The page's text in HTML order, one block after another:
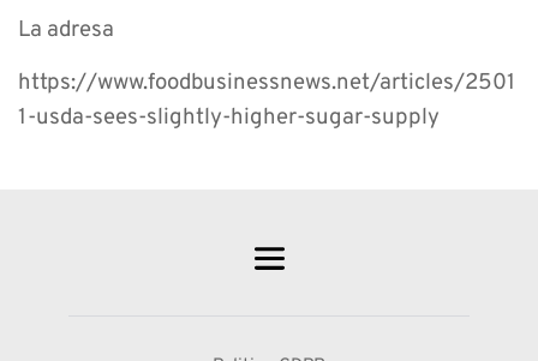
La adresa
https://www.foodbusinessnews.net/articles/2501
1-usda-sees-slightly-higher-sugar-supply